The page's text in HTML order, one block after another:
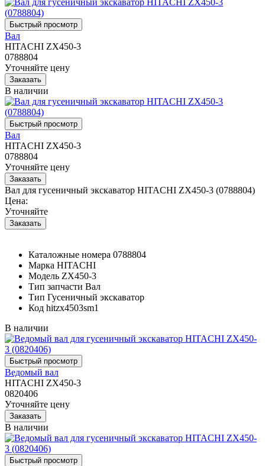
Вал
HITACHI ZX450-3
0788804
Уточняйте цену
В наличии
Вал
HITACHI ZX450-3
0788804
Уточняйте цену
Вал для гусеничный экскаватор HITACHI ZX450-3 (0788804)
Цена:
Уточняйте
Каталожные номера 0788804
Марка HITACHI
Модель ZX450-3
Тип запчасти Вал
Тип Гусеничный экскаватор
Код hitzx4503sm1
В наличии
Ведомый вал
HITACHI ZX450-3
0820406
Уточняйте цену
В наличии